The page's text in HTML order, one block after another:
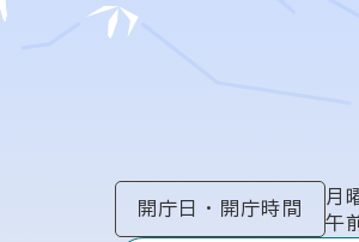
開庁日 ・ 開庁時間
月
午